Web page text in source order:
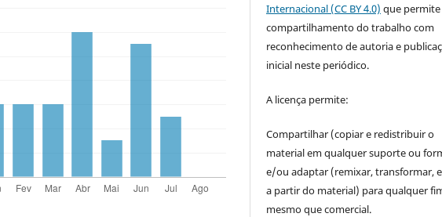
Internacional (CC BY 4.0) que
compartilhamento do trabalho com
reconhecimento de autoria e
inicial neste periódico.
A licença permite:
Compartilhar (copiar e redistribuir o
material em qualquer suporte ou
e/ou adaptar (remixar, transformar,
a partir do material) para qualquer
mesmo que comercial.